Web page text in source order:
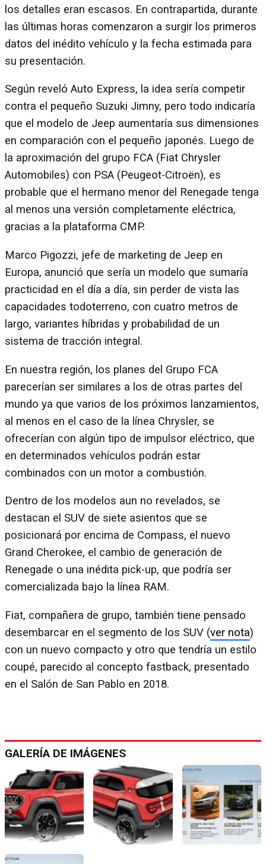
los detalles eran escasos. En contrapartida, durante
las últimas horas comenzaron a surgir los primeros
datos del inédito vehículo y la fecha estimada para
su presentación.
Según reveló Auto Express, la idea sería competir
contra el pequeño Suzuki Jimny, pero todo indicaría
que el modelo de Jeep aumentaría sus dimensiones
en comparación con el pequeño japonés. Luego de
la aproximación del grupo FCA (Fiat Chrysler
Automobiles) con PSA (Peugeot-Citroën), es
probable que el hermano menor del Renegade tenga
al menos una versión completamente eléctrica,
gracias a la plataforma CMP.
Marco Pigozzi, jefe de marketing de Jeep en
Europa, anunció que sería un modelo que sumaría
practicidad en el día a día, sin perder de vista las
capacidades todoterreno, con cuatro metros de
largo, variantes híbridas y probabilidad de un
sistema de tracción integral.
En nuestra región, los planes del Grupo FCA
parecerían ser similares a los de otras partes del
mundo ya que varios de los próximos lanzamientos,
al menos en el caso de la línea Chrysler, se
ofrecerían con algún tipo de impulsor eléctrico, que
en determinados vehículos podrán estar
combinados con un motor a combustión.
Dentro de los modelos aun no revelados, se
destacan el SUV de siete asientos que se
posicionará por encima de Compass, el nuevo
Grand Cherokee, el cambio de generación de
Renegade o una inédita pick-up, que podría ser
comercializada bajo la línea RAM.
Fiat, compañera de grupo, también tiene pensado
desembarcar en el segmento de los SUV (ver nota)
con un nuevo compacto y otro que tendría un estilo
coupé, parecido al concepto fastback, presentado
en el Salón de San Pablo en 2018.
GALERÍA DE IMÁGENES